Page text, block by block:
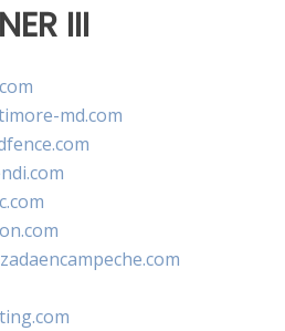
III
md.com